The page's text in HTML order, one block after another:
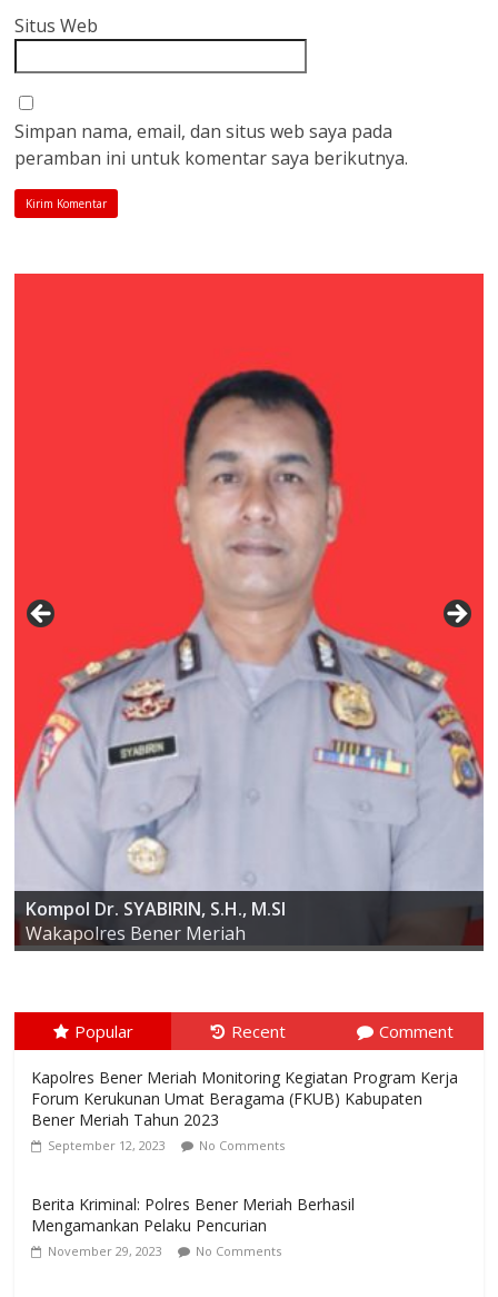
Situs Web
Simpan nama, email, dan situs web saya pada
peramban ini untuk komentar saya berikutnya.
AKBP ARIS CAI DWI SUSANTO S.I.K., M.I.K
Kapolres Bener Meriah
Kompol Dr. SYABIRIN, S.H., M.SI
Wakapolres Bener Meriah
Popular Recent Comment
Kapolres Bener Meriah Monitoring Kegiatan Program Kerja
Forum Kerukunan Umat Beragama (FKUB) Kabupaten
Bener Meriah Tahun 2023
September 12, 2023 No Comments
Berita Kriminal: Polres Bener Meriah Berhasil
Mengamankan Pelaku Pencurian
November 29, 2023 No Comments